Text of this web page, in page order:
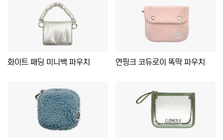
화이트 패딩 미니백 파우치 연핑크 코듀로이 똑딱 파우치